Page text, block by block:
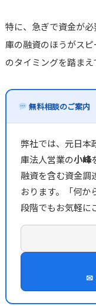
特に、急ぎで資金が
庫の融資のほうがス
のタイミングを踏まえ
無料相談のご案内
弊社では、元日本
庫法人営業の小峰
融資を含む資金調
おります。「何か
段階でもお気軽に
✉